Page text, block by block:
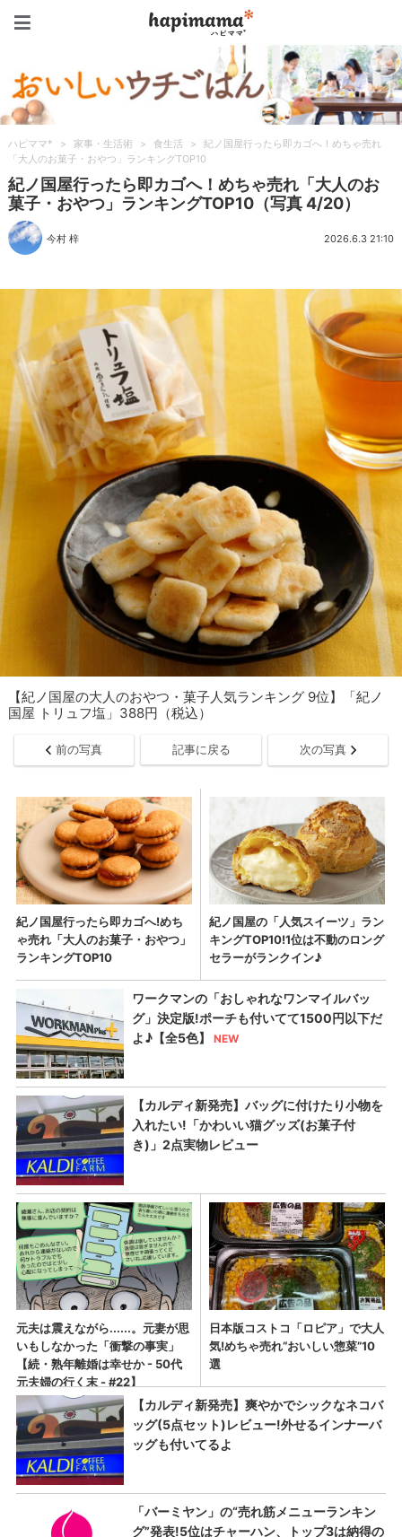
ハピママ* > 家事・生活術 > 食生活 >
紀ノ国屋行ったら即カゴへ！めちゃ売れ
「大人のお菓子・おやつ」ランキングTOP10
紀ノ国屋行ったら即カゴへ！めちゃ売れ「大人のお
菓子・おやつ」ランキングTOP10（写真 4/20）
今村 梓 2026.6.3 21:10
【紀ノ国屋の大人のおやつ・菓子人気ランキング 9位】「紀ノ
国屋 トリュフ塩」388円（税込）
前の写真 記事に戻る 次の写真